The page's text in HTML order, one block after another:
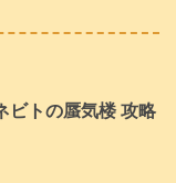
ビトの蜃気楼 攻略